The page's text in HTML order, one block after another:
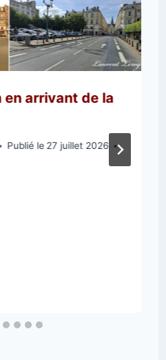
en arrivant de la
Publié le 27 juillet 2026